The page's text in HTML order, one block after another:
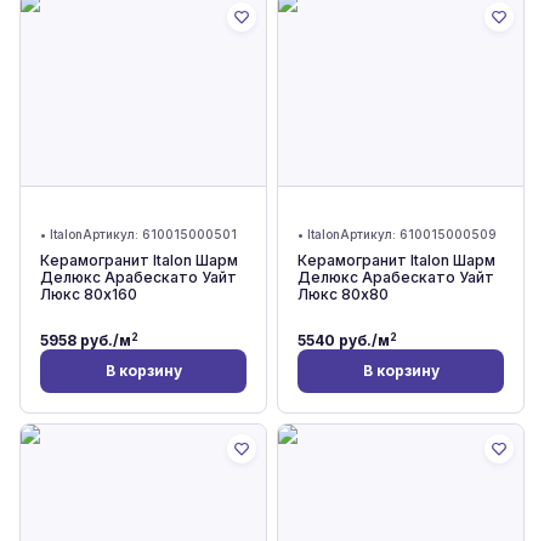
• ItalonАртикул: 610015000501
Керамогранит Italon Шарм
Делюкс Арабескато Уайт
Люкс 80x160
5958 руб./м2
В корзину
• ItalonАртикул: 610015000509
Керамогранит Italon Шарм
Делюкс Арабескато Уайт
Люкс 80x80
5540 руб./м2
В корзину